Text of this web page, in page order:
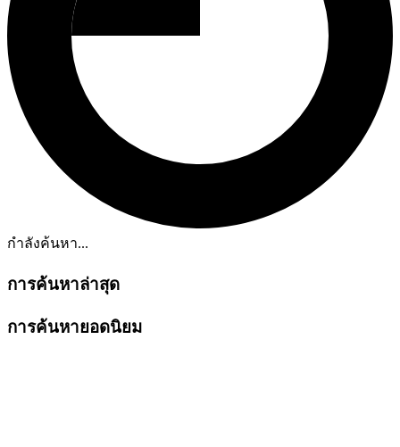
กำลังค้นหา...
การค้นหาล่าสุด
การค้นหายอดนิยม